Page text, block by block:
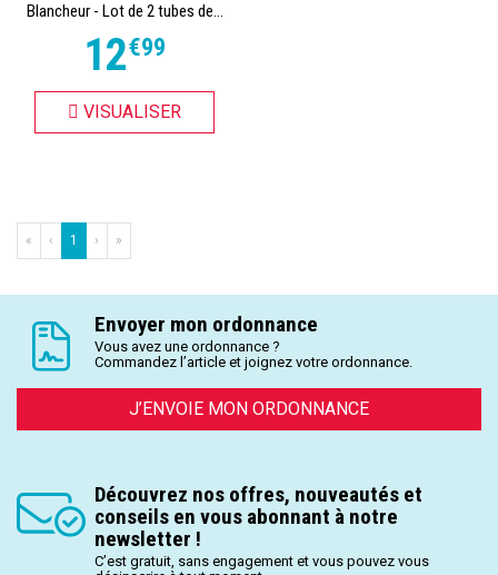
Blancheur - Lot de 2 tubes de...
12€99
VISUALISER
« ‹ 1 › »
Envoyer mon ordonnance
Vous avez une ordonnance ?
Commandez l’article et joignez votre ordonnance.
J’ENVOIE MON ORDONNANCE
Découvrez nos offres, nouveautés et
conseils en vous abonnant à notre
newsletter !
C’est gratuit, sans engagement et vous pouvez vous